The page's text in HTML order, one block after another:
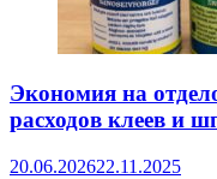
Экономия на
расходов клеев и
20.06.202622.11.2025